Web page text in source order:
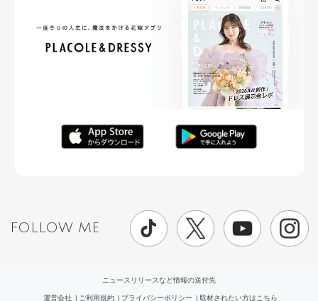
FOLLOW ME
ニュースリリースなど情報の送付先
運営会社 ご利用規約 プライバシーポリシー 取材されたい方はこちら